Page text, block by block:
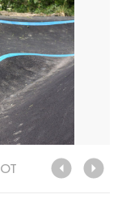
OT